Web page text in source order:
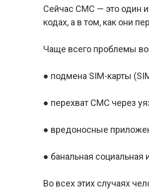
Сейчас СМС — это один
кодах, а в том, как они
Чаще всего проблемы
● подмена SIM-карты
● перехват СМС через
● вредоносные
● банальная социальная
Во всех этих случаях